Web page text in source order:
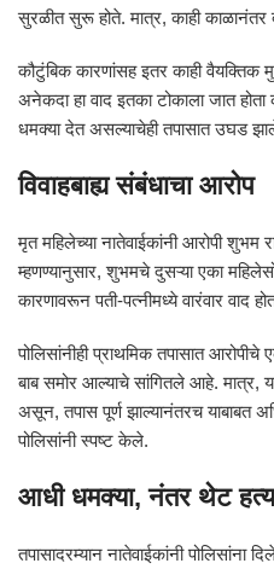
सुरळीत सुरू होते. मात्र, काही काळानंतर
कौटुंबिक कारणांसह इतर काही वैयक्तिक
अनेकदा हा वाद इतका टोकाला जात होता
धमक्या देत असल्याचेही तपासात उघड
विवाहबाह्य संबंधाचा आरोप
मृत महिलेच्या नातेवाईकांनी आरोपी
म्हणण्यानुसार, शुभमचे दुसऱ्या एका
कारणावरून पती-पत्नीमध्ये वारंवार वाद
पोलिसांनीही प्राथमिक तपासात
बाब समोर आल्याचे सांगितले आहे. मात्र,
असून, तपास पूर्ण झाल्यानंतरच याबाबत
पोलिसांनी स्पष्ट केले.
आधी धमक्या, नंतर थेट
तपासादरम्यान नातेवाईकांनी पोलिसांना